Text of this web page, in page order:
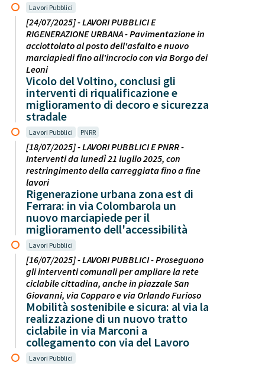
Lavori Pubblici
[24/07/2025] - LAVORI PUBBLICI E
RIGENERAZIONE URBANA - Pavimentazione in
acciottolato al posto dell'asfalto e nuovo
marciapiedi fino all'incrocio con via Borgo dei
Leoni
Vicolo del Voltino, conclusi gli
interventi di riqualificazione e
miglioramento di decoro e sicurezza
stradale
Lavori Pubblici PNRR
[18/07/2025] - LAVORI PUBBLICI E PNRR -
Interventi da lunedì 21 luglio 2025, con
restringimento della carreggiata fino a fine
lavori
Rigenerazione urbana zona est di
Ferrara: in via Colombarola un
nuovo marciapiede per il
miglioramento dell'accessibilità
Lavori Pubblici
[16/07/2025] - LAVORI PUBBLICI - Proseguono
gli interventi comunali per ampliare la rete
ciclabile cittadina, anche in piazzale San
Giovanni, via Copparo e via Orlando Furioso
Mobilità sostenibile e sicura: al via la
realizzazione di un nuovo tratto
ciclabile in via Marconi a
collegamento con via del Lavoro
Lavori Pubblici